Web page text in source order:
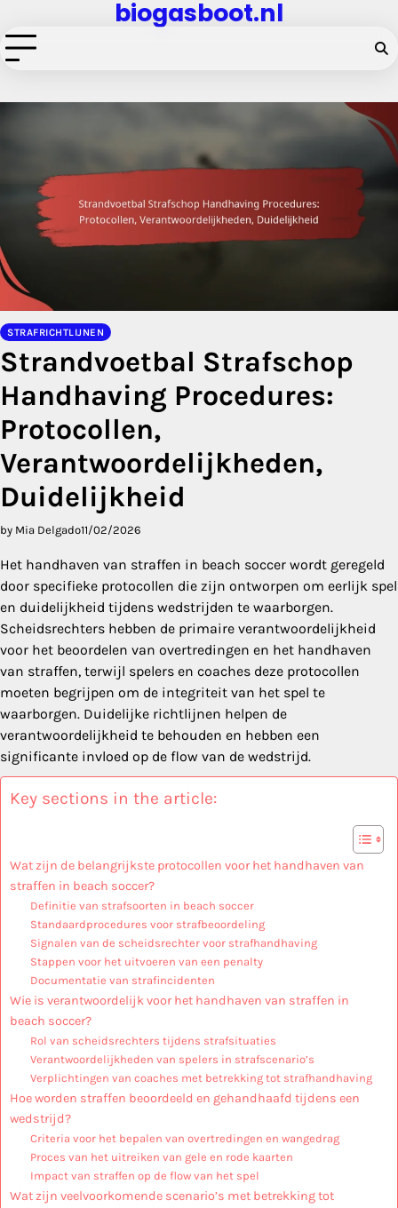
to
content
biogasboot.nl
STRAFRICHTLIJNEN
Strandvoetbal Strafschop
Handhaving Procedures:
Protocollen,
Verantwoordelijkheden,
Duidelijkheid
by Mia Delgado11/02/2026
Het handhaven van straffen in beach soccer wordt geregeld
door specifieke protocollen die zijn ontworpen om eerlijk spel
en duidelijkheid tijdens wedstrijden te waarborgen.
Scheidsrechters hebben de primaire verantwoordelijkheid
voor het beoordelen van overtredingen en het handhaven
van straffen, terwijl spelers en coaches deze protocollen
moeten begrijpen om de integriteit van het spel te
waarborgen. Duidelijke richtlijnen helpen de
verantwoordelijkheid te behouden en hebben een
significante invloed op de flow van de wedstrijd.
Key sections in the article:
Wat zijn de belangrijkste protocollen voor het handhaven van
straffen in beach soccer?
Definitie van strafsoorten in beach soccer
Standaardprocedures voor strafbeoordeling
Signalen van de scheidsrechter voor strafhandhaving
Stappen voor het uitvoeren van een penalty
Documentatie van strafincidenten
Wie is verantwoordelijk voor het handhaven van straffen in
beach soccer?
Rol van scheidsrechters tijdens strafsituaties
Verantwoordelijkheden van spelers in strafscenario’s
Verplichtingen van coaches met betrekking tot strafhandhaving
Hoe worden straffen beoordeeld en gehandhaafd tijdens een
wedstrijd?
Criteria voor het bepalen van overtredingen en wangedrag
Proces van het uitreiken van gele en rode kaarten
Impact van straffen op de flow van het spel
Wat zijn veelvoorkomende scenario’s met betrekking tot